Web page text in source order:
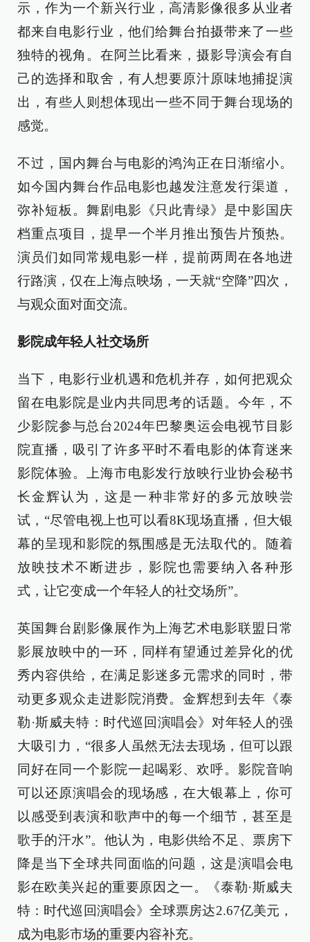
示，作为一个新兴行业，高清影像很多从业者
都来自电影行业，他们给舞台拍摄带来了一些
独特的视角。在阿兰比看来，摄影导演会有自
己的选择和取舍，有人想要原汁原味地捕捉演
出，有些人则想体现出一些不同于舞台现场的
感觉。
不过，国内舞台与电影的鸿沟正在日渐缩小。
如今国内舞台作品电影也越发注意发行渠道，
弥补短板。舞剧电影《只此青绿》是中影国庆
档重点项目，提早一个半月推出预告片预热。
演员们如同常规电影一样，提前两周在各地进
行路演，仅在上海点映场，一天就“空降”四次，
与观众面对面交流。
影院成年轻人社交场所
当下，电影行业机遇和危机并存，如何把观众
留在电影院是业内共同思考的话题。今年，不
少影院参与总台2024年巴黎奥运会电视节目影
院直播，吸引了许多平时不看电影的体育迷来
影院体验。上海市电影发行放映行业协会秘书
长金辉认为，这是一种非常好的多元放映尝
试，“尽管电视上也可以看8K现场直播，但大银
幕的呈现和影院的氛围感是无法取代的。随着
放映技术不断进步，影院也需要纳入各种形
式，让它变成一个年轻人的社交场所”。
英国舞台剧影像展作为上海艺术电影联盟日常
影展放映中的一环，同样有望通过差异化的优
秀内容供给，在满足影迷多元需求的同时，带
动更多观众走进影院消费。金辉想到去年《泰
勒·斯威夫特：时代巡回演唱会》对年轻人的强
大吸引力，“很多人虽然无法去现场，但可以跟
同好在同一个影院一起喝彩、欢呼。影院音响
可以还原演唱会的现场感，在大银幕上，你可
以感受到表演和歌声中的每一个细节，甚至是
歌手的汗水”。他认为，电影供给不足、票房下
降是当下全球共同面临的问题，这是演唱会电
影在欧美兴起的重要原因之一。《泰勒·斯威夫
特：时代巡回演唱会》全球票房达2.67亿美元，
成为电影市场的重要内容补充。